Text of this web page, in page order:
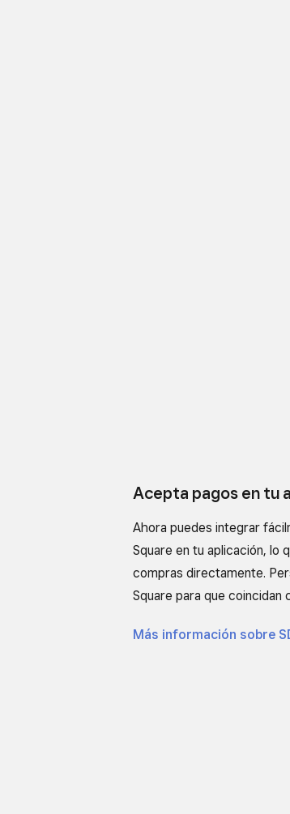
Acepta pagos en tu
Ahora puedes integrar
Square en tu aplicación, lo
compras directamente.
Square para que coincidan
Más información sobre